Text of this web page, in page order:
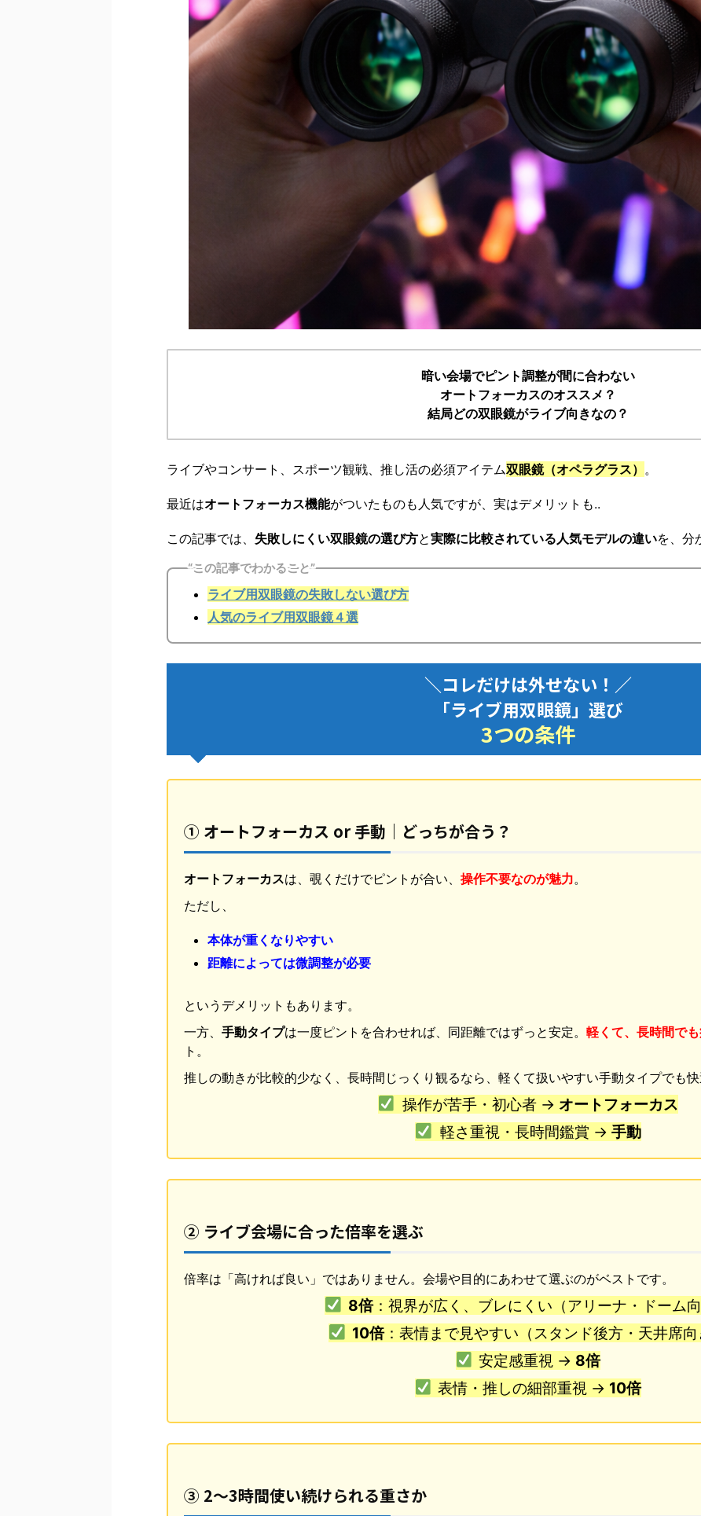
暗い会場でピント調整が間に合わない
オートフォーカスのオススメ？
結局どの双眼鏡がライブ向きなの？
ライブやコンサート、スポーツ観戦、推し活の必須アイテム双眼鏡（オペラグラス） 。
最近はオートフォーカス機能がついたものも人気ですが、実はデメリットも..
この記事では、 失敗しにくい双眼鏡の選び方と実際に比較されている人気モデルの違いを、分
“この記事でわかること”
ライブ用双眼鏡の失敗しない選び方
人気のライブ用双眼鏡４選
＼コレだけは外せない！／
「ライブ用双眼鏡」選び
3つの条件
① オートフォーカス or 手動｜どっちが合う？
オートフォーカスは、覗くだけでピントが合い、 操作不要なのが魅力。
ただし、
本体が重くなりやすい
距離によっては微調整が必要
というデメリットもあります。
一方、 手動タイプは一度ピントを合わせれば、同距離ではずっと安定。 軽くて、長時間で
ト。
推しの動きが比較的少なく、長時間じっくり観るなら、軽くて扱いやすい手動タイプでも快
操作が苦手・初心者 → オートフォーカス
軽さ重視・長時間鑑賞 → 手動
② ライブ会場に合った倍率を選ぶ
倍率は「高ければ良い」ではありません。会場や目的にあわせて選ぶのがベストです。
8倍：視界が広く、ブレにくい（アリーナ・ドーム向
10倍：表情まで見やすい（スタンド後方・天井席向
安定感重視 → 8倍
表情・推しの細部重視 → 10倍
③ 2〜3時間使い続けられる重さか